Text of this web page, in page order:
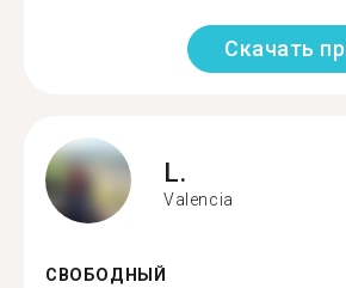
Скачать
L.
Valencia
СВОБОДНЫЙ